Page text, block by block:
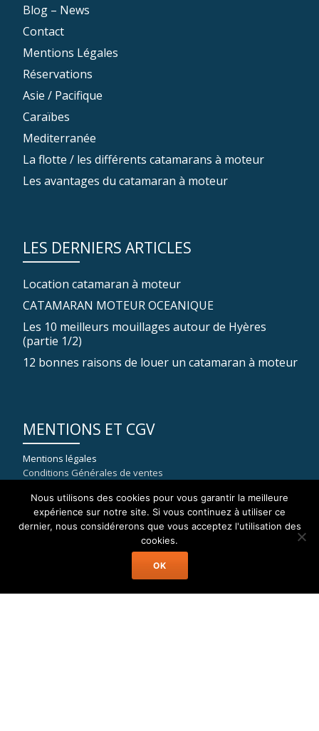
Blog – News
Contact
Mentions Légales
Réservations
Asie / Pacifique
Caraïbes
Mediterranée
La flotte / les différents catamarans à moteur
Les avantages du catamaran à moteur
LES DERNIERS ARTICLES
Location catamaran à moteur
CATAMARAN MOTEUR OCEANIQUE
Les 10 meilleurs mouillages autour de Hyères
(partie 1/2)
12 bonnes raisons de louer un catamaran à moteur
MENTIONS ET CGV
Mentions légales
Conditions Générales de ventes
83400 HYERES
Nous utilisons des cookies pour vous garantir la meilleure
expérience sur notre site. Si vous continuez à utiliser ce
dernier, nous considérerons que vous acceptez l'utilisation des
cookies.
OK